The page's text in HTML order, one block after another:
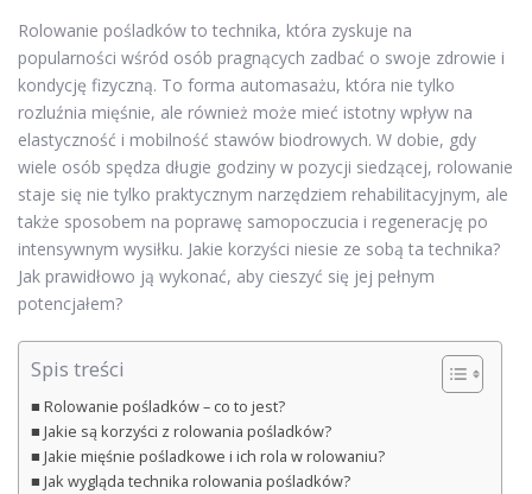
Rolowanie pośladków to technika, która zyskuje na
popularności wśród osób pragnących zadbać o swoje zdrowie i
kondycję fizyczną. To forma automasażu, która nie tylko
rozluźnia mięśnie, ale również może mieć istotny wpływ na
elastyczność i mobilność stawów biodrowych. W dobie, gdy
wiele osób spędza długie godziny w pozycji siedzącej, rolowanie
staje się nie tylko praktycznym narzędziem rehabilitacyjnym, ale
także sposobem na poprawę samopoczucia i regenerację po
intensywnym wysiłku. Jakie korzyści niesie ze sobą ta technika?
Jak prawidłowo ją wykonać, aby cieszyć się jej pełnym
potencjałem?
Spis treści
Rolowanie pośladków – co to jest?
Jakie są korzyści z rolowania pośladków?
Jakie mięśnie pośladkowe i ich rola w rolowaniu?
Jak wygląda technika rolowania pośladków?